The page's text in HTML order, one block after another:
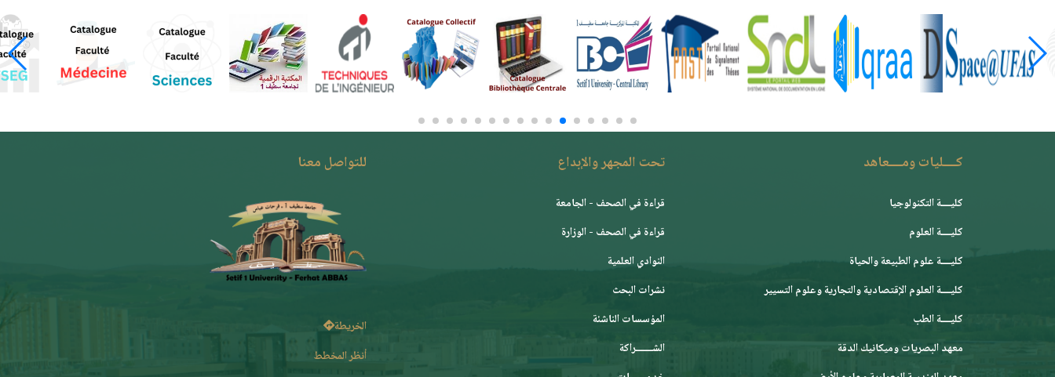
كــــليات ومــــعاهد
كليــــة التكنولوجيا
كليــــة العلوم
كليــــة علوم الطبيعة والحياة
كليــــة العلوم الإقتصادية والتجارية وعلوم التسيير
كليــــة الطب
معهد البصريات وميكانيك الدقة
تحت المجهر والإبداع
قراءة في الصحف - الجامعة
قراءة في الصحف - الوزارة
النوادي العلمية
نشرات البحث
المؤسسات الناشئة
الشـــــــراكة
للتواصل معنا
الخريطة
أنظر المخطط